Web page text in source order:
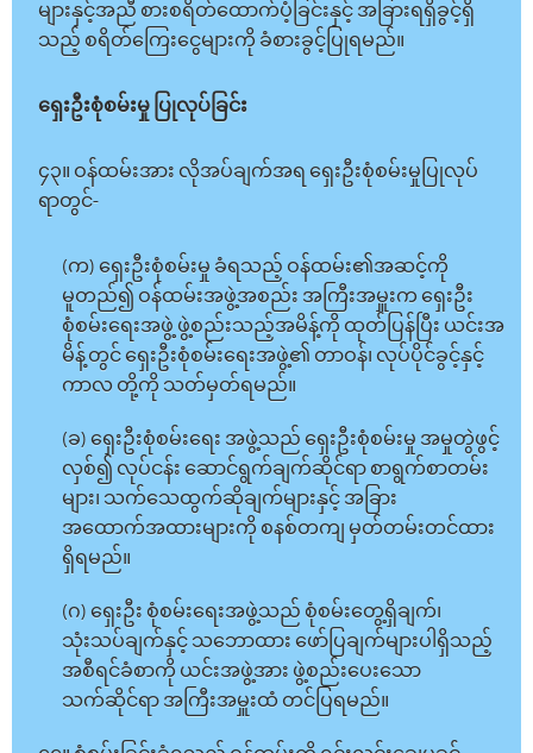
များနှင့်အညီ စားစရိတ်ထောက်ပံ့ခြင်းနှင့် အခြားရရှိခွင့်ရှိ
သည့် စရိတ်ကြေးငွေများကို ခံစားခွင့်ပြုရမည်။
ရှေးဦးစုံစမ်းမှု ပြုလုပ်ခြင်း
၄၃။ ဝန်ထမ်းအား လိုအပ်ချက်အရ ရှေးဦးစုံစမ်းမှုပြုလုပ်
ရာတွင်-
(က) ရှေးဦးစုံစမ်းမှု ခံရသည့် ဝန်ထမ်း၏အဆင့်ကို
မူတည်၍ ဝန်ထမ်းအဖွဲ့အစည်း အကြီးအမှူးက ရှေးဦး
စုံစမ်းရေးအဖွဲ့ ဖွဲ့စည်းသည့်အမိန့်ကို ထုတ်ပြန်ပြီး ယင်းအ
မိန့်တွင် ရှေးဦးစုံစမ်းရေးအဖွဲ့၏ တာဝန်၊ လုပ်ပိုင်ခွင့်နှင့်
ကာလ တို့ကို သတ်မှတ်ရမည်။
(ခ) ရှေးဦးစုံစမ်းရေး အဖွဲ့သည် ရှေးဦးစုံစမ်းမှု အမှုတွဲဖွင့်
လှစ်၍ လုပ်ငန်း ဆောင်ရွက်ချက်ဆိုင်ရာ စာရွက်စာတမ်း
များ၊ သက်သေထွက်ဆိုချက်များနှင့် အခြား
အထောက်အထားများကို စနစ်တကျ မှတ်တမ်းတင်ထား
ရှိရမည်။
(ဂ) ရှေးဦး စုံစမ်းရေးအဖွဲ့သည် စုံစမ်းတွေ့ရှိချက်၊
သုံးသပ်ချက်နှင့် သဘောထား ဖော်ပြချက်များပါရှိသည့်
အစီရင်ခံစာကို ယင်းအဖွဲ့အား ဖွဲ့စည်းပေးသော
သက်ဆိုင်ရာ အကြီးအမှူးထံ တင်ပြရမည်။